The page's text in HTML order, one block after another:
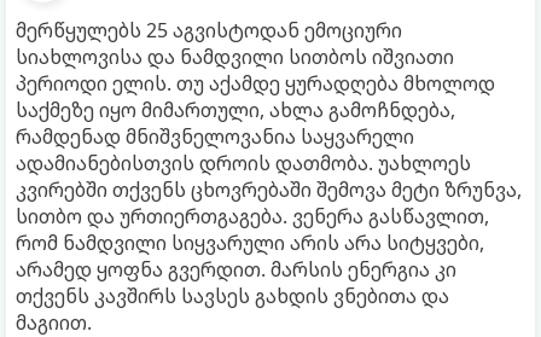
მერწყულებს 25 აგვისტოდან ემოციური
სიახლოვისა და ნამდვილი სითბოს იშვიათი
პერიოდი ელის. თუ აქამდე ყურადღება მხოლოდ
საქმეზე იყო მიმართული, ახლა გამოჩნდება,
რამდენად მნიშვნელოვანია საყვარელი
ადამიანებისთვის დროის დათმობა. უახლოეს
კვირებში თქვენს ცხოვრებაში შემოვა მეტი ზრუნვა,
სითბო და ურთიერთგაგება. ვენერა გასწავლით,
რომ ნამდვილი სიყვარული არის არა სიტყვები,
არამედ ყოფნა გვერდით. მარსის ენერგია კი
თქვენს კავშირს სავსეს გახდის ვნებითა და
მაგიით.